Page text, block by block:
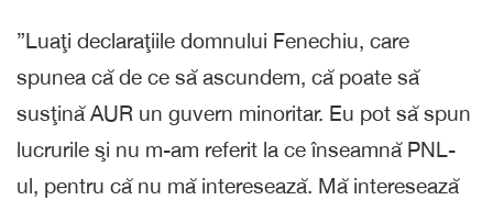
”Luaţi declaraţiile domnului Fenechiu, care
spunea că de ce să ascundem, că poate să
susţină AUR un guvern minoritar. Eu pot să spun
lucrurile şi nu m-am referit la ce înseamnă PNL-
ul, pentru că nu mă interesează. Mă interesează